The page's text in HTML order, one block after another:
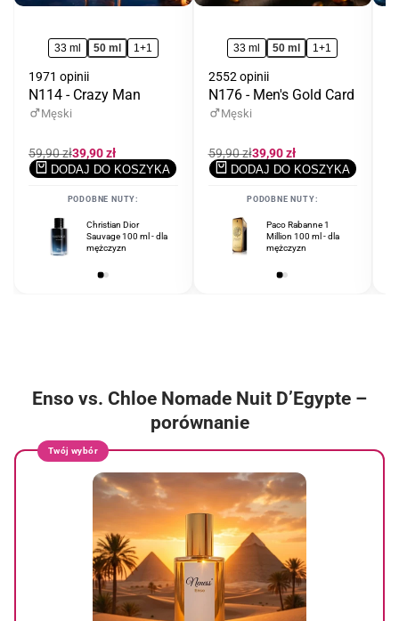
33 ml 50 ml 1+1
1971 opinii
N114 - Crazy Man
Męski
Cena
regularna
59,90 złCena
promocyjna
39,90 zł
DODAJ DO KOSZYKA
PODOBNE NUTY:
Christian Dior
Sauvage 100 ml - dla
mężczyzn
Tom Ford Noir
Extreme 100 ml - dla
mężczyzn
33 ml 50 ml 1+1
2552 opinii
N176 - Men's Gold Card
Męski
Cena
regularna
59,90 złCena
promocyjna
39,90 zł
DODAJ DO KOSZYKA
PODOBNE NUTY:
Paco Rabanne 1
Million 100 ml - dla
mężczyzn
Enso vs. Chloe Nomade Nuit D’Egypte –
porównanie
Twój wybór